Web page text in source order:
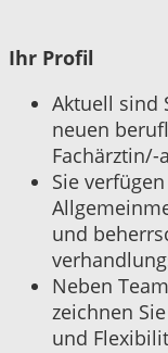
Ihr Profil
Aktuell sind
neuen
Sie
und
Neben
zeichnen
und